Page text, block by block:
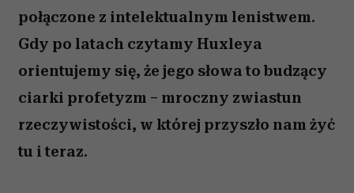
połączone z intelektualnym lenistwem.
Gdy po latach czytamy Huxleya
orientujemy się, że jego słowa to budzący
ciarki profetyzm – mroczny zwiastun
rzeczywistości, w której przyszło nam żyć
tu i teraz.